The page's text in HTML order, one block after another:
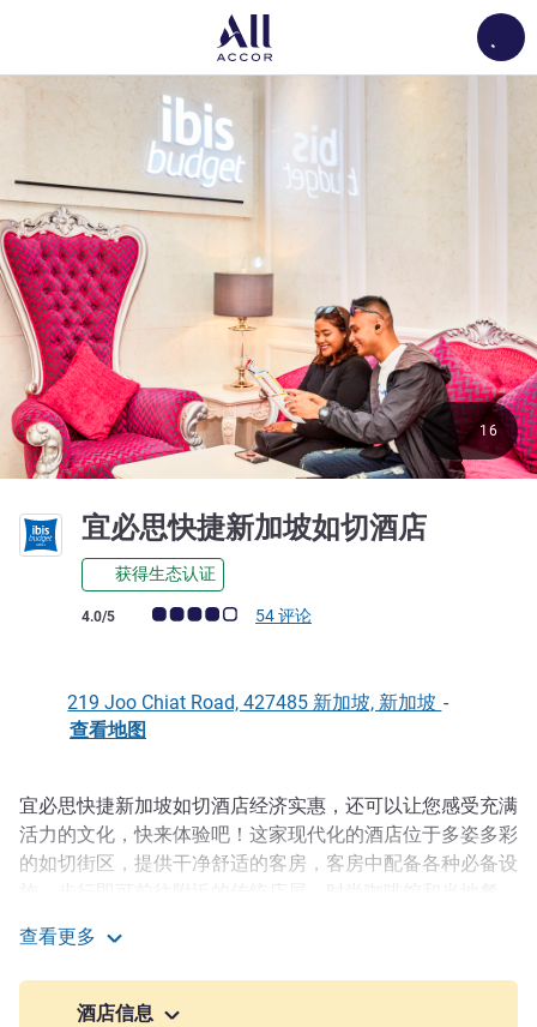
宜必思快捷新加坡如切酒店
获得生态认证
客户意见评级 (ALL 评级)
4.0/5 54 评论
16
219 Joo Chiat Road, 427485 新加坡, 新加坡 -
查看地图
描述
宜必思快捷新加坡如切酒店经济实惠，还可以让您感受充满
活力的文化，快来体验吧！这家现代化的酒店位于多姿多彩
的如切街区，提供干净舒适的客房，客房中配备各种必备设
店，感受地道的新加坡风情，那么我们的酒店便是您理想的
选择。选择我们，开启明智住宿之旅。
查看更多
酒店信息